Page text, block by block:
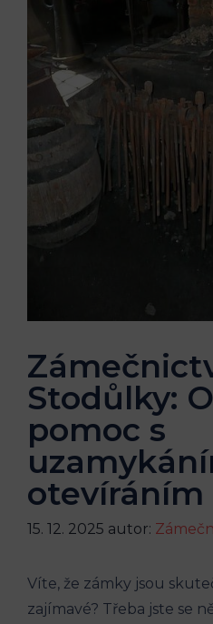
Stodůlky:
pomoc s
otevíráním
15. 12. 2025 autor:
Víte, že zámky jsou
zajímavé? Třeba jste se